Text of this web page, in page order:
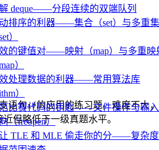
deque——分段连续的双端队列
排序的利器——集合（set）与多重
）
的键值对——映射（map）与多重映
）
处理数据的利器——常用算法库
）
比赛代码的钥匙——文件操作与输
（freopen）
TLE 和 MLE 偷走你的分——复杂
语句if的应用的练习题。难度不大，
但略低于一级真题水平。